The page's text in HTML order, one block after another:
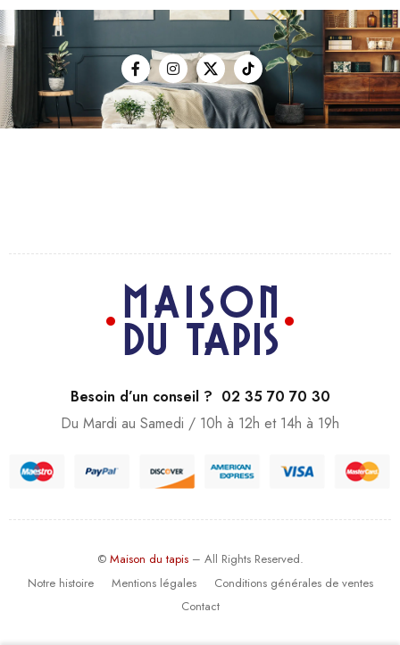
Besoin d’un conseil ? 02 35 70 70 30
Du Mardi au Samedi / 10h à 12h et 14h à 19h
© Maison du tapis– All Rights Reserved.
Notre histoire
Mentions légales
Conditions générales de ventes
Contact